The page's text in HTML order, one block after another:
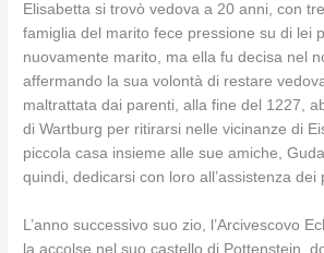
Elisabetta si trovò vedova a 20 anni, con
famiglia del marito fece pressione su di lei
nuovamente marito, ma ella fu decisa nel
affermando la sua volontà di restare
maltrattata dai parenti, alla fine del 1227,
di Wartburg per ritirarsi nelle vicinanze di
piccola casa insieme alle sue amiche,
quindi, dedicarsi con loro all’assistenza dei
L’anno successivo suo zio, l’Arcivescovo
la accolse nel suo castello di Pottenstein,